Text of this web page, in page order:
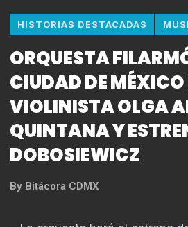
HISTORIAS DESTACADAS
ORQUESTA
CIUDAD DE MÉXICO
VIOLINISTA OLGA
QUINTANA Y
DOBOSIEWICZ
By Bitácora CDMX